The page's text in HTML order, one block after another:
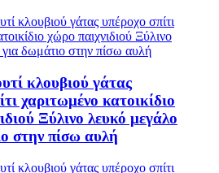
κλουβιού γάτας
χαριτωμένο κατοικίδιο
Ξύλινο λευκό μεγάλο
στην πίσω αυλή